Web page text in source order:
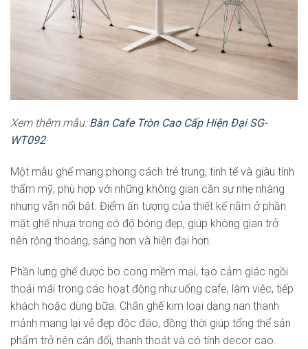
Xem thêm mẫu: Bàn Cafe Tròn Cao Cấp Hiện Đại SG-
WT092
Một mẫu ghế mang phong cách trẻ trung, tinh tế và giàu tính
thẩm mỹ, phù hợp với những không gian cần sự nhẹ nhàng
nhưng vẫn nổi bật. Điểm ấn tượng của thiết kế nằm ở phần
mặt ghế nhựa trong có độ bóng đẹp, giúp không gian trở
nên rộng thoáng, sáng hơn và hiện đại hơn.
Phần lưng ghế được bo cong mềm mại, tạo cảm giác ngồi
thoải mái trong các hoạt động như uống cafe, làm việc, tiếp
khách hoặc dùng bữa. Chân ghế kim loại dạng nan thanh
mảnh mang lại vẻ đẹp độc đáo, đồng thời giúp tổng thể sản
phẩm trở nên cân đối, thanh thoát và có tính decor cao.